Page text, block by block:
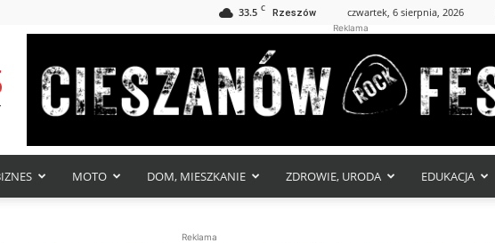
33.5 C Rzeszów czwartek, 6 sierpnia, 2026
Reklama
MOTO DOM, MIESZKANIE ZDROWIE, URODA EDUKACJA
Reklama